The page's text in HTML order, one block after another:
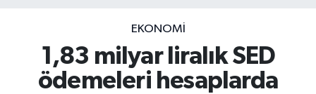
EKONOMI
1,83 milyar liralık SED
ödemeleri hesaplarda
Ekonomi
Süper Lig Puan Durumu ve Fikstür
Tüm Manşetler